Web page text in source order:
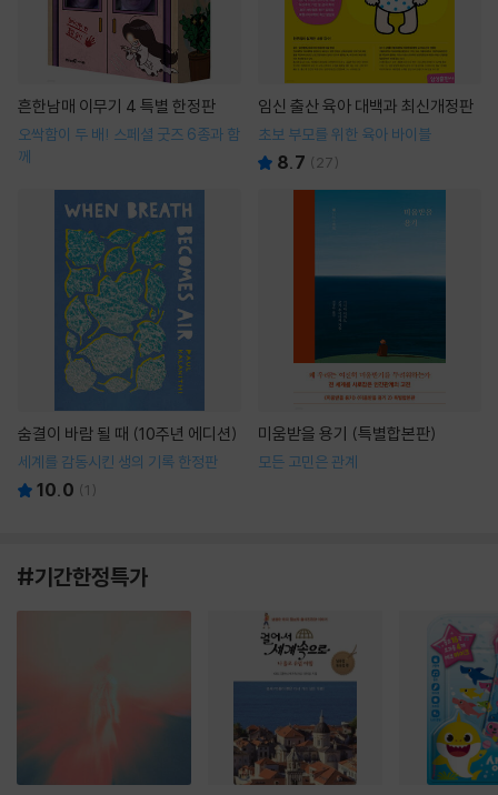
흔한남매 이무기 4 특별 한정판
오싹함이 두 배! 스페셜 굿즈 6종과 함
께
임신 출산 육아 대백과 최신개정판
초보 부모를 위한 육아 바이블
8.7 ( 27)
숨결이 바람 될 때 (10주년 에디션)
세계를 감동시킨 생의 기록 한정판
10.0 (1 )
미움받을 용기 (특별합본판)
모든 고민은 관계
#기간한정특가